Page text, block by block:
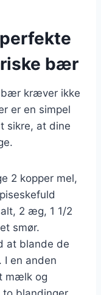
bær
bær kræver ikke
er en simpel
sikre, at dine
2 kopper mel,
2 æg, 1 1/2
smør.
at blande de
I en anden
mælk og